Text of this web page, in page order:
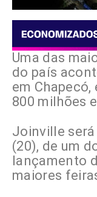
Uma das
do país
em
800 milhões
Joinville
(20), de um
lançamento
maiores